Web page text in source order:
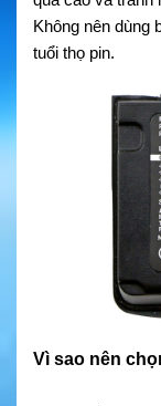
Không nên dùng
tuổi thọ pin.
Vì sao nên